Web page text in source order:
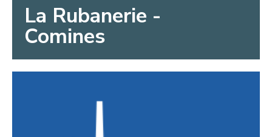
La Rubanerie -
Comines